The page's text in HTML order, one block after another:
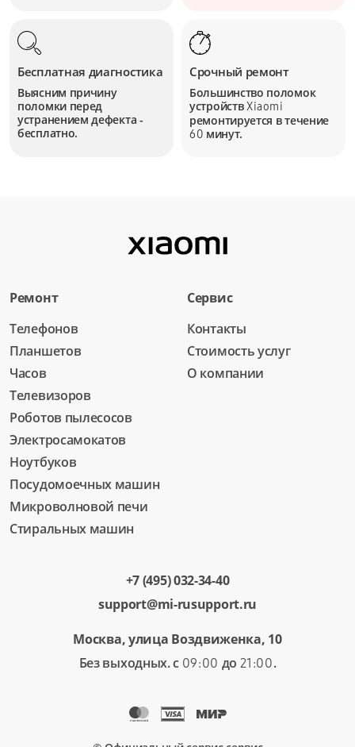
Бесплатная диагностика
Выясним причину
поломки перед
устранением дефекта -
бесплатно.
Срочный ремонт
Большинство поломок
устройствXiaomi
ремонтируется в течение
60 минут.
Ремонт
Телефонов
Планшетов
Часов
Телевизоров
Роботов пылесосов
Электросамокатов
Ноутбуков
Посудомоечных машин
Микроволновой печи
Стиральных машин
Сервис
Контакты
Стоимость услуг
О компании
+7 (495) 032-34-40
support@mi-rusupport.ru
Москва, улица Воздвиженка, 10
Без выходных. с 09:00 до 21:00.